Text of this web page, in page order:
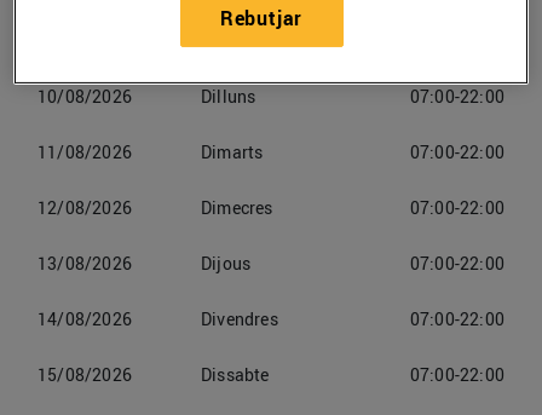
10/08/2026 Dilluns 07:00-22:00
11/08/2026 Dimarts 07:00-22:00
12/08/2026 Dimecres 07:00-22:00
13/08/2026 Dijous 07:00-22:00
14/08/2026 Divendres 07:00-22:00
15/08/2026 Dissabte 07:00-22:00
Rebutjar